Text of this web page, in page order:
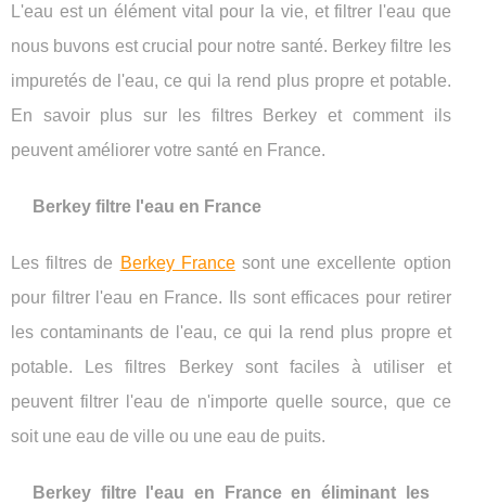
L'eau est un élément vital pour la vie, et filtrer l'eau que
nous buvons est crucial pour notre santé. Berkey filtre les
impuretés de l'eau, ce qui la rend plus propre et potable.
En savoir plus sur les filtres Berkey et comment ils
peuvent améliorer votre santé en France.
Berkey filtre l'eau en France
Les filtres de Berkey Francesont une excellente option
pour filtrer l'eau en France. Ils sont efficaces pour retirer
les contaminants de l'eau, ce qui la rend plus propre et
potable. Les filtres Berkey sont faciles à utiliser et
peuvent filtrer l'eau de n'importe quelle source, que ce
soit une eau de ville ou une eau de puits.
Berkey filtre l'eau en France en éliminant les